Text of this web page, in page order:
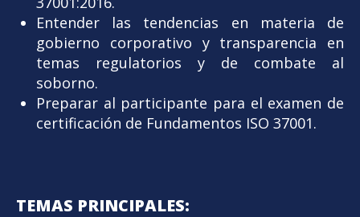
Entender las tendencias en materia de
gobierno corporativo y transparencia en
temas regulatorios y de combate al
soborno.
Preparar al participante para el examen de
certificación de Fundamentos ISO 37001.
TEMAS PRINCIPALES: